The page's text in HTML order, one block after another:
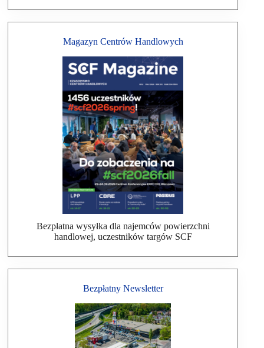
Magazyn Centrów Handlowych
Bezpłatna wysyłka dla najemców powierzchni
handlowej, uczestników targów SCF
Bezpłatny Newsletter